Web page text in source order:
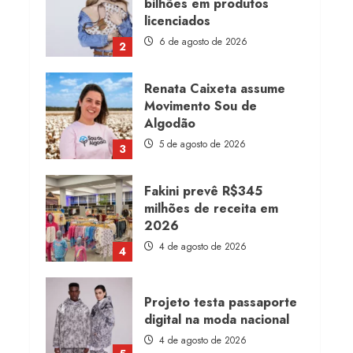
2
licenciados
6 de agosto de 2026
3
Renata Caixeta assume
Movimento Sou de
Algodão
5 de agosto de 2026
4
Fakini prevê R$345
milhões de receita em
2026
4 de agosto de 2026
Projeto testa passaporte
digital na moda nacional
4 de agosto de 2026